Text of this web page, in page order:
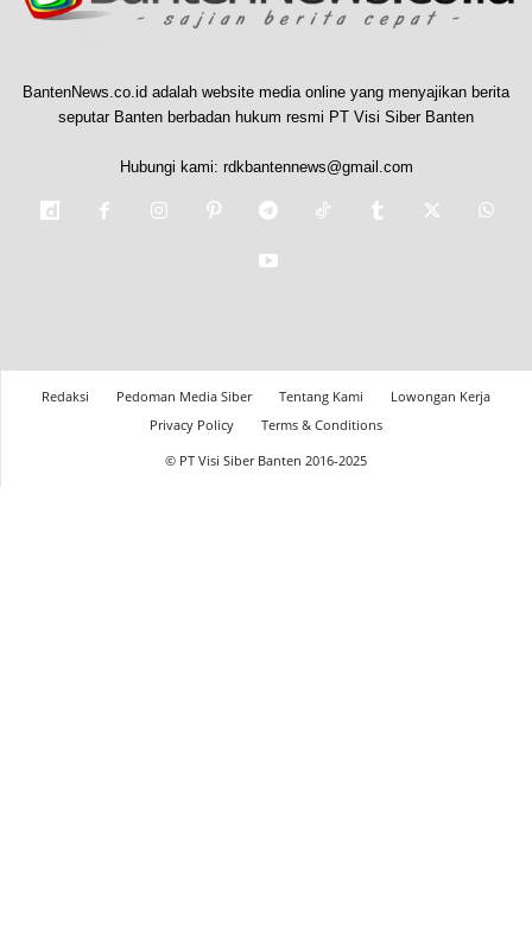
BantenNews.co.id adalah website media online yang menyajikan berita
seputar Banten berbadan hukum resmi PT Visi Siber Banten
Hubungi kami: rdkbantennews@gmail.com
Redaksi Pedoman Media Siber Tentang Kami
Lowongan Kerja
Privacy Policy
Terms & Conditions
© PT Visi Siber Banten 2016-2025